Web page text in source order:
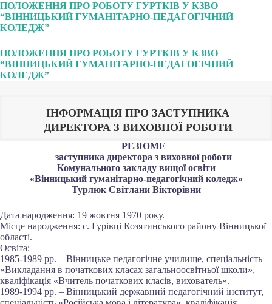
ПОЛОЖЕННЯ ПРО РОБОТУ ГУРТКІВ У КЗВО
“ВІННИЦЬКИЙ ГУМАНІТАРНО-ПЕДАГОГІЧНИЙ
КОЛЕДЖ”
ПОЛОЖЕННЯ ПРО РОБОТУ ГУРТКІВ У КЗВО
“ВІННИЦЬКИЙ ГУМАНІТАРНО-ПЕДАГОГІЧНИЙ
КОЛЕДЖ”
ІНФОРМАЦІЯ ПРО ЗАСТУПНИКА
ДИРЕКТОРА З ВИХОВНОЇ РОБОТИ
РЕЗЮМЕ
заступника директора з виховної роботи
Комунального закладу вищої освіти
«Вінницький гуманітарно-педагогічний коледж»
Турлюк Світлани Вікторівни
Дата народження: 19 жовтня 1970 року.
Місце народження: с. Гурівці Козятинського району Вінницької
області.
Освіта:
1985-1989 рр. – Вінницьке педагогічне училище, спеціальність
«Викладання в початкових класах загальноосвітньої школи»,
кваліфікація «Вчитель початкових класів, вихователь».
1989-1994 рр. – Вінницький державний педагогічний інститут,